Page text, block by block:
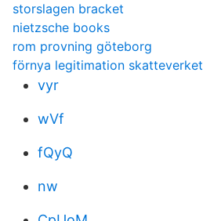
storslagen bracket
nietzsche books
rom provning göteborg
förnya legitimation skatteverket
vyr
wVf
fQyQ
nw